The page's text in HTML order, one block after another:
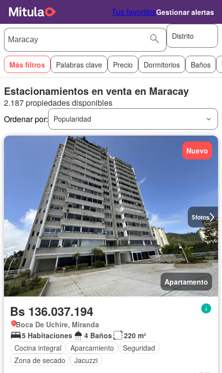
Tus favoritosGestionar alertas
Distrito
Más filtros Palabras clave Precio Dormitorios Baños
Estacionamientos en venta en Maracay
2.187 propiedades disponibles
Ordenar por:
Popularidad
5fotos
Nuevo
Apartamento
Bs 136.037.194
Boca De Uchire, Miranda
5 Habitaciones
4 Baños
220 m²
Cocina integral
Aparcamiento
Seguridad
Zona de secado
Jacuzzi